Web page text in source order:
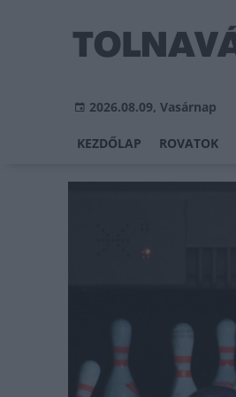
2026.08.09, Vasárnap
KEZDŐLAP ROVATOK